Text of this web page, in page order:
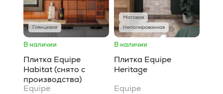
Глянцевая
В наличии
Плитка Equipe
Habitat (снято с
производства)
Equipe
Матовая
Неполированная
В наличии
Плитка Equipe
Heritage
Equipe